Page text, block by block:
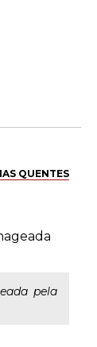
QUENTES
pela